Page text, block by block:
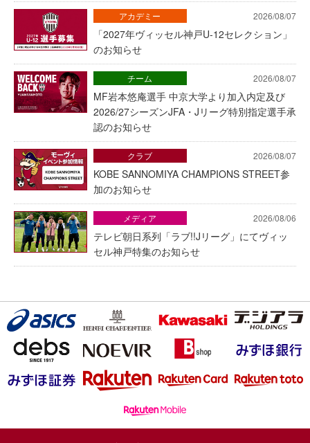
2026/08/07
「2027年ヴィッセル神戸U-12セレクション」
のお知らせ
アカデミー
2026/08/07
MF岩本悠庵選手 中京大学より加入内定及び
2026/27シーズンJFA・Jリーグ特別指定選手承
認のお知らせ
チーム
2026/08/07
KOBE SANNOMIYA CHAMPIONS STREET参
加のお知らせ
クラブ
2026/08/06
テレビ朝日系列「ラブ!!Jリーグ」にてヴィッ
セル神戸特集のお知らせ
メディア